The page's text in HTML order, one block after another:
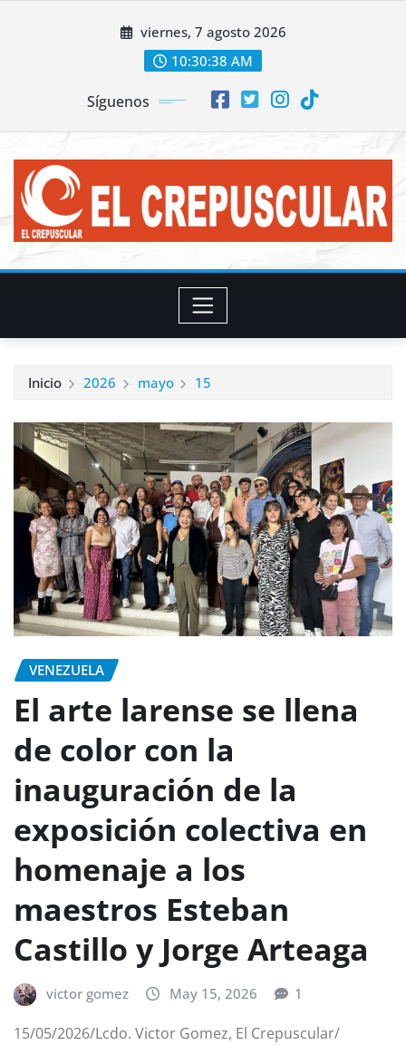
viernes, 7 agosto 2026
10:30:39 AM
Síguenos
Inicio 2026 mayo 15
VENEZUELA
El arte larense se llena
de color con la
inauguración de la
exposición colectiva en
homenaje a los
maestros Esteban
Castillo y Jorge Arteaga
victor gomez May 15, 2026 1
15/05/2026/Lcdo. Victor Gomez, El Crepuscular/